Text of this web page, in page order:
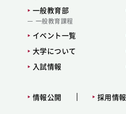
一般教育部
一般教育課程
イベント一覧
大学について
入試情報
情報公開 採用情報